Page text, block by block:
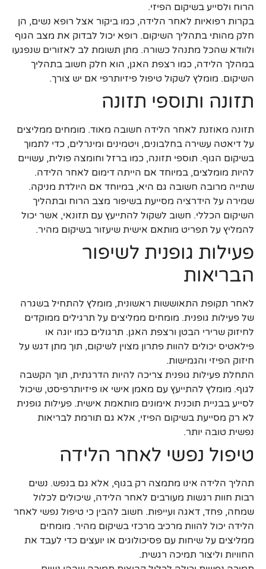
הרוח ולסייע בשיקום הפיזי.
בקרות רפואיות לאחר הלידה, כמו ביקור אצל רופא נשים, הן
חלק מהותי בתהליך השיקום. רופא יכול לבדוק את מצב הגוף
ולוודא שהכל מתנהל כשורה. מתן תשומת לב לאזורים שנפגעו
במהלך הלידה, כמו רצפת האגן, הוא חלק חשוב בתהליך
השיקום. מומלץ לשקול טיפול פיזיותרפי אם יש צורך.
תזונה ותוספי תזונה
תזונה מאוזנת לאחר הלידה חשובה מאוד. מומחים ממליצים
על דיאטה עשירה בחלבונים, ויטמינים ומינרלים, כדי לתמוך
בשיקום הגוף. תוספי תזונה, כמו ברזל וחומצה פולית, עשויים
להיות מומלצים, במיוחד אם הייתה דימום לאחר הלידה.
שתייה מרובה חשובה גם היא, במיוחד אם היולדת מניקה.
שמירה על הידרציה מסייעת בשיפור מצב הרוח ובתהליך
השיקום הכללי. חשוב לשקול להתייעץ עם תזונאי, אשר יכול
להמליץ על תפריט מותאם אישית שיעזור בשיקום מהיר.
פעילות גופנית לשיפור
הבריאות
לאחר תקופת התאוששות ראשונית, מומלץ להתחיל בשגרה
של פעילות גופנית. מומחים ממליצים על תרגילים ממוקדים
לחיזוק שרירי הבטן ורצפת האגן. תרגולים כמו יוגה או
פילאטיס יכולים להוות פתרון מצוין לשיקום, תוך מתן דגש על
חיזוק הפיזי והגמישות.
התחלת פעילות גופנית צריכה להיות הדרגתית, תוך הקשבה
לגוף. מומלץ להתייעץ עם מאמן אישי או פיזיותרפיסט, שיכול
לסייע בבניית תוכנית אימונים מותאמת אישית. פעילות גופנית
לא רק מסייעת בשיקום הפיזי, אלא גם תורמת לבריאות
נפשית טובה יותר.
טיפול נפשי לאחר הלידה
תהליך הלידה אינו מתמצה רק בגוף, אלא גם בנפש. נשים
רבות חוות רגשות מעורבים לאחר הלידה, שיכולים לכלול
שמחה, פחד, דאגה ועייפות. חשוב להבין כי טיפול נפשי לאחר
הלידה יכול להוות מרכיב מרכזי בשיקום מהיר. מומחים
ממליצים על שיחות עם פסיכולוגים או יועצים כדי לעבד את
החוויות וליצור תמיכה רגשית.